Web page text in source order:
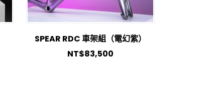
SPEAR RDC 車架組（電幻紫）
NT$83,500